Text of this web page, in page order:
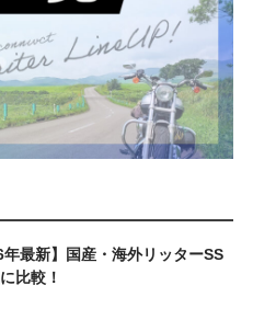
年最新】国産・海外リッターSS
比較！